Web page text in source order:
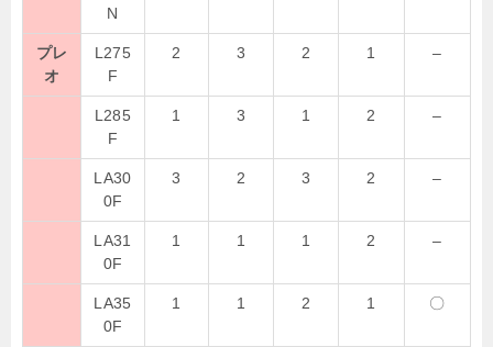
N
プレ
オ
L275
F
2 3 2 1 –
L285
F
1 3 1 2 –
LA30
0F
3 2 3 2 –
LA31
0F
1 1 1 2 –
LA35
0F
1 1 2 1 〇